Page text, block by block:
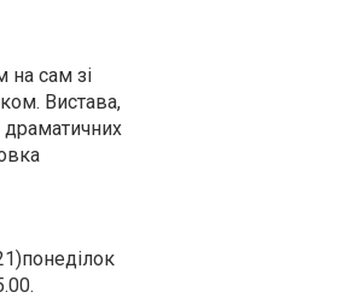
на сам зі
Вистава,
драматичних